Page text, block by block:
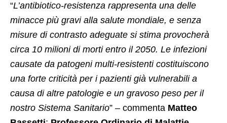
“L’antibiotico-resistenza rappresenta una delle
minacce più gravi alla salute mondiale, e senza
misure di contrasto adeguate si stima provocherà
circa 10 milioni di morti entro il 2050. Le infezioni
causate da patogeni multi-resistenti costituiscono
una forte criticità per i pazienti già vulnerabili a
causa di altre patologie e un gravoso peso per il
nostro Sistema Sanitario” – commenta Matteo